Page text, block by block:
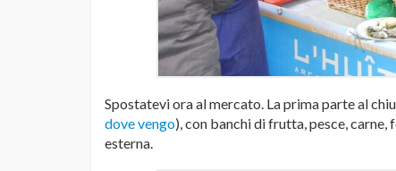
Spostatevi ora al mercato. La prima parte al
dove vengo), con banchi di frutta, pesce, carne,
esterna.